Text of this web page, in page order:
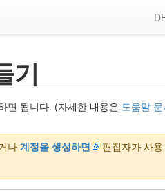
기
면 됩니다. (자세한 내용은 도움말
나 계정을 생성하면
편집자가 사용